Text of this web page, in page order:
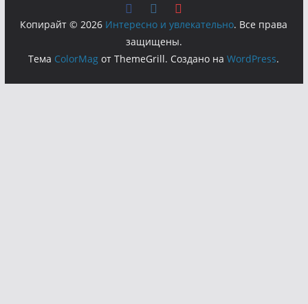
Копирайт © 2026 Интересно и увлекательно. Все права
защищены.
Тема ColorMag от ThemeGrill. Создано наWordPress.